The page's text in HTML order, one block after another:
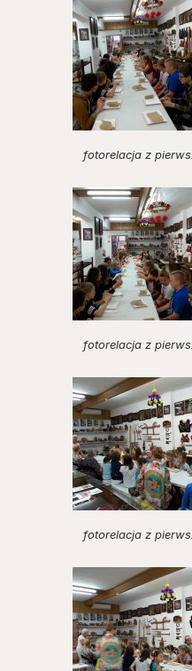
fotorelacja z
fotorelacja z
fotorelacja z